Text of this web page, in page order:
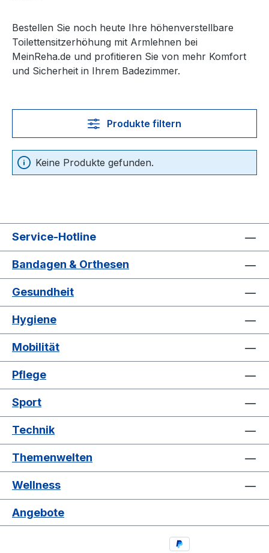
Bestellen Sie noch heute Ihre höhenverstellbare
Toilettensitzerhöhung mit Armlehnen bei
MeinReha.de und profitieren Sie von mehr Komfort
und Sicherheit in Ihrem Badezimmer.
Produkte filtern
Keine Produkte gefunden.
Service-Hotline
Bandagen & Orthesen
Gesundheit
Hygiene
Mobilität
Pflege
Sport
Technik
Themenwelten
Wellness
Angebote